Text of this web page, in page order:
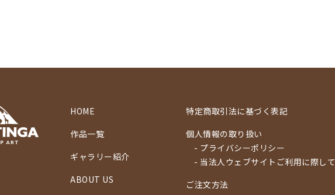
HOME
作品一覧
ギャラリー紹介
ABOUT US
特定商取引法に基づく表記
個人情報の取り扱い
- プライバシーポリシー
- 当法人ウェブサイトご利用に際して
ご注文方法